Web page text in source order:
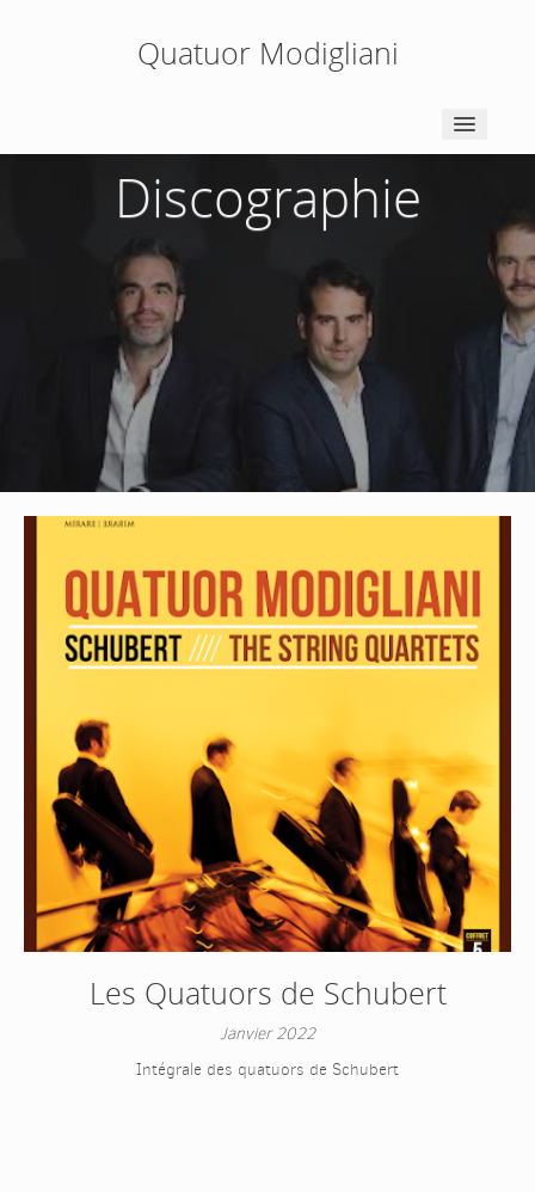
Quatuor Modigliani
ACCUEIL
BIOGRAPHIE
PEDAGOGIE
PRESSE
DISCOGRAPHIE
CONTACT
FESTIVALS
.
Discographie
Les Quatuors de Schubert
Janvier 2022
Intégrale des quatuors de Schubert